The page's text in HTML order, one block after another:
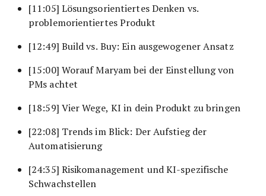
[11:05] Lösungsorientiertes Denken vs.
problemorientiertes Produkt
[12:49] Build vs. Buy: Ein ausgewogener Ansatz
[15:00] Worauf Maryam bei der Einstellung von
PMs achtet
[18:59] Vier Wege, KI in dein Produkt zu bringen
[22:08] Trends im Blick: Der Aufstieg der
Automatisierung
[24:35] Risikomanagement und KI-spezifische
Schwachstellen